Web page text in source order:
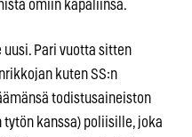
omiin käpäliinsä.
uusi. Pari vuotta sitten
kuten SS:n
todistusaineiston
kanssa) poliisille, joka